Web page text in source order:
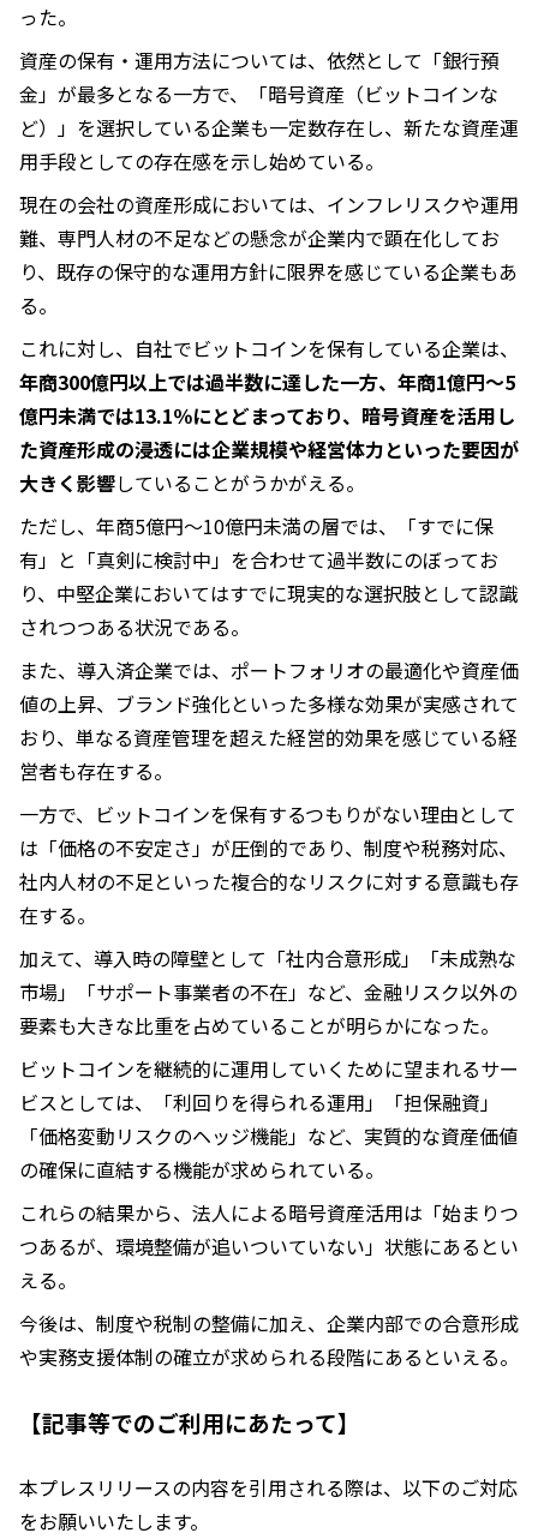
った。
資産の保有・運用方法については、依然として「銀行預
金」が最多となる一方で、「暗号資産（ビットコインな
ど）」を選択している企業も一定数存在し、新たな資産運
用手段としての存在感を示し始めている。
現在の会社の資産形成においては、インフレリスクや運用
難、専門人材の不足などの懸念が企業内で顕在化してお
り、既存の保守的な運用方針に限界を感じている企業もあ
る。
これに対し、自社でビットコインを保有している企業は、
年商300億円以上では過半数に達した一方、年商1億円〜5
億円未満では13.1％にとどまっており、暗号資産を活用し
た資産形成の浸透には企業規模や経営体力といった要因が
大きく影響していることがうかがえる。
ただし、年商5億円〜10億円未満の層では、「すでに保
有」と「真剣に検討中」を合わせて過半数にのぼってお
り、中堅企業においてはすでに現実的な選択肢として認識
されつつある状況である。
また、導入済企業では、ポートフォリオの最適化や資産価
値の上昇、ブランド強化といった多様な効果が実感されて
おり、単なる資産管理を超えた経営的効果を感じている経
営者も存在する。
一方で、ビットコインを保有するつもりがない理由として
は「価格の不安定さ」が圧倒的であり、制度や税務対応、
社内人材の不足といった複合的なリスクに対する意識も存
在する。
加えて、導入時の障壁として「社内合意形成」「未成熟な
市場」「サポート事業者の不在」など、金融リスク以外の
要素も大きな比重を占めていることが明らかになった。
ビットコインを継続的に運用していくために望まれるサー
ビスとしては、「利回りを得られる運用」「担保融資」
「価格変動リスクのヘッジ機能」など、実質的な資産価値
の確保に直結する機能が求められている。
これらの結果から、法人による暗号資産活用は「始まりつ
つあるが、環境整備が追いついていない」状態にあるとい
える。
今後は、制度や税制の整備に加え、企業内部での合意形成
や実務支援体制の確立が求められる段階にあるといえる。
【記事等でのご利用にあたって】
本プレスリリースの内容を引用される際は、以下のご対応
をお願いいたします。